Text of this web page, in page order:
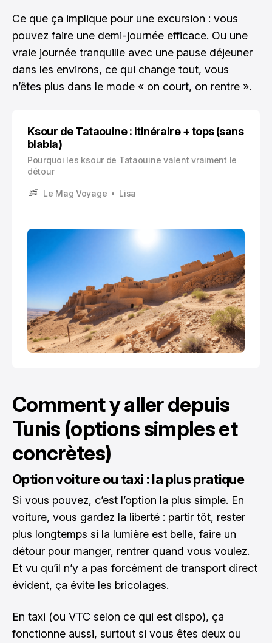
Ce que ça implique pour une excursion : vous
pouvez faire une demi-journée efficace. Ou une
vraie journée tranquille avec une pause déjeuner
dans les environs, ce qui change tout, vous
n’êtes plus dans le mode « on court, on rentre ».
Ksour de Tataouine : itinéraire + tops (sans
blabla)
Pourquoi les ksour de Tataouine valent vraiment le
détour
Le Mag Voyage Lisa
Comment y aller depuis
Tunis (options simples et
concrètes)
Option voiture ou taxi : la plus pratique
Si vous pouvez, c’est l’option la plus simple. En
voiture, vous gardez la liberté : partir tôt, rester
plus longtemps si la lumière est belle, faire un
détour pour manger, rentrer quand vous voulez.
Et vu qu’il n’y a pas forcément de transport direct
évident, ça évite les bricolages.
En taxi (ou VTC selon ce qui est dispo), ça
fonctionne aussi, surtout si vous êtes deux ou